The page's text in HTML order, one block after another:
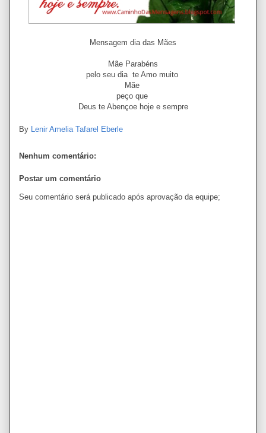
Mensagem dia das Mães
Mãe Parabéns
pelo seu dia te Amo muito
Mãe
peço que
Deus te Abençoe hoje e sempre
By Lenir Amelia Tafarel Eberle
Nenhum comentário:
Postar um comentário
Seu comentário será publicado após aprovação da equipe;